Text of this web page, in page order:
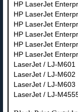
HP LaserJet
HP LaserJet
HP LaserJet
HP LaserJet
HP LaserJet
HP LaserJet
LaserJet / LJ-M601
LaserJet / LJ-M602
LaserJet / LJ-M603
LaserJet / LJ-